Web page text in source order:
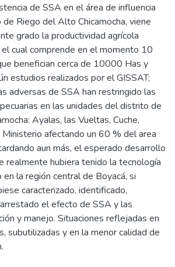
de SSA en el área de influencia
Riego del Alto Chicamocha, viene
grado la productividad agrícola
cual comprende en el momento 10
benefician cerca de 10000 Has y
estudios realizados por el GISSAT;
adversas de SSA han restringido las
en las unidades del distrito de
Ayalas, las Vueltas, Cuche,
Ministerio afectando un 60 % del area
aun más, el esperado desarrollo
realmente hubiera tenido la tecnología
la región central de Boyacá, si
caracterizado, identificado,
el efecto de SSA y las
y manejo. Situaciones reflejadas en
subutilizadas y en la menor calidad de